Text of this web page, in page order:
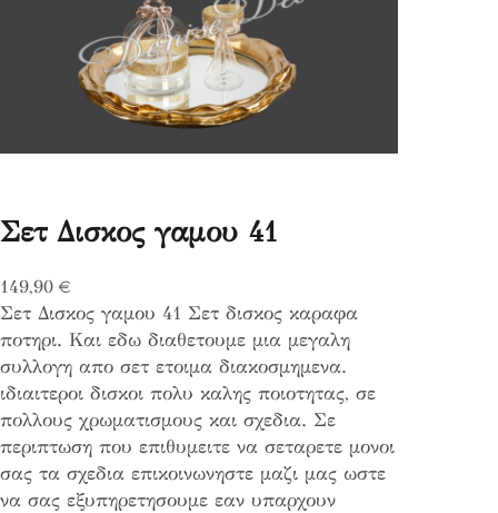
Σετ Δισκος γαμου 41
149,90 €
Σετ Δισκος γαμου 41 Σετ δισκος καραφα
ποτηρι. Και εδω διαθετουμε μια μεγαλη
συλλογη απο σετ ετοιμα διακοσμημενα.
ιδιαιτεροι δισκοι πολυ καλης ποιοτητας, σε
πολλους χρωματισμους και σχεδια. Σε
περιπτωση που επιθυμειτε να σεταρετε μονοι
σας τα σχεδια επικοινωνηστε μαζι μας ωστε
να σας εξυπηρετησουμε εαν υπαρχουν